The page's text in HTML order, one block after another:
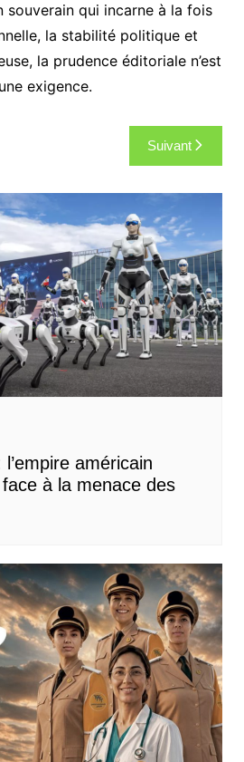
souverain qui incarne à la fois
la stabilité politique et
la prudence éditoriale n’est
exigence.
Suivant
l’empire américain
à la menace des